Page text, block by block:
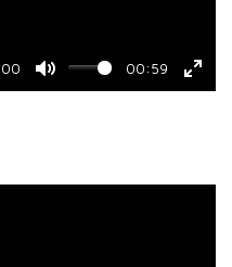
Mute
00:59